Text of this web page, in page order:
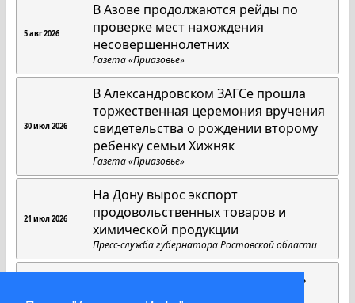
5 авг 2026
В Азове продолжаются рейды по
проверке мест нахождения
несовершеннолетних
Газета «Приазовье»
30 июл 2026
В Александровском ЗАГСе прошла
торжественная церемония вручения
свидетельства о рождении второму
ребенку семьи Хижняк
Газета «Приазовье»
21 июл 2026
На Дону вырос экспорт
продовольственных товаров и
химической продукции
Пресс-служба губернатора Ростовской области
Там, где живут любовь и верность